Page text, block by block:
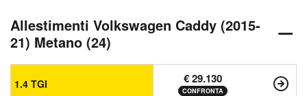
Allestimenti Volkswagen Caddy (2015-
21) Metano (24)
1.4 TGI € 29.130
CONFRONTA